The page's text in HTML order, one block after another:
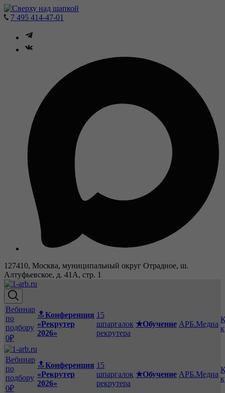
7 495 414-47-01
127410, Москва, муниципальный округ Отрадное, ш.
Алтуфьевское, д. 41А, стр. 1
Вебинар
по
подбору
0₽
🔝Конференция
«Рекрутер
2026»
15
шпаргалок
рекрутера
★Обучение АРБ.Медиа
Вебинар
по
подбору
0₽
🔝Конференция
«Рекрутер
2026»
15
шпаргалок
рекрутера
★Обучение АРБ.Медиа